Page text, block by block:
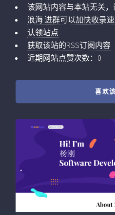
该网站内容与本站无关，
浪海 进群可以加快收录速
认领站点
获取该站的RSS订阅内容
近期网站点赞次数：0
喜欢